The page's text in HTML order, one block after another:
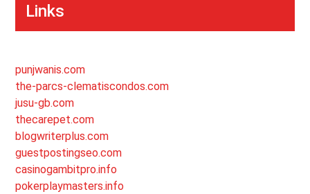
Links
punjwanis.com
the-parcs-clematiscondos.com
jusu-gb.com
thecarepet.com
blogwriterplus.com
guestpostingseo.com
casinogambitpro.info
pokerplaymasters.info